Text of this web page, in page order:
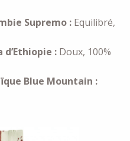
Supremo : Equilibré,
: Doux, 100%
Blue Mountain :